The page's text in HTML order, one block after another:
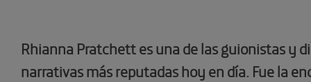
Rhianna Pratchett es una de las guionistas y
narrativas más reputadas hoy en día. Fue la